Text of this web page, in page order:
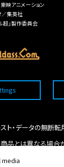
映アニメーション
／集英社
超」製作委員会
・データの無断転
品とは異なる場合
ざいますので予めご